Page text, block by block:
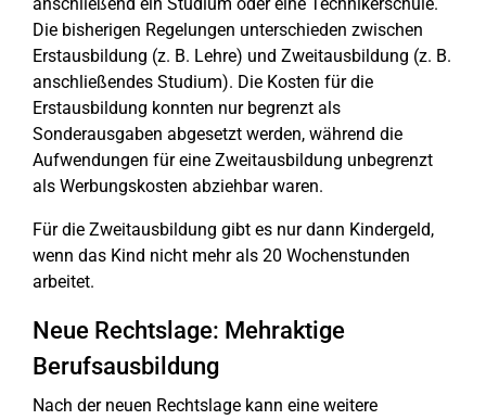
Die bisherigen Regelungen unterschieden zwischen
Erstausbildung (z. B. Lehre) und Zweitausbildung (z. B.
anschließendes Studium). Die Kosten für die
Erstausbildung konnten nur begrenzt als
Sonderausgaben abgesetzt werden, während die
Aufwendungen für eine Zweitausbildung unbegrenzt
als Werbungskosten abziehbar waren.
Für die Zweitausbildung gibt es nur dann Kindergeld,
wenn das Kind nicht mehr als 20 Wochenstunden
arbeitet.
Neue Rechtslage: Mehraktige
Berufsausbildung
Nach der neuen Rechtslage kann eine weitere